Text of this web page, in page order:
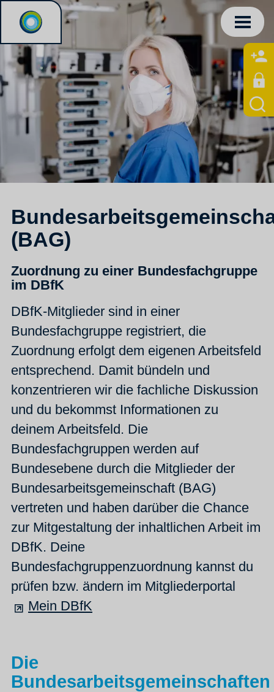
(BAG)
Zuordnung zu einer Bundesfachgruppe
im DBfK
DBfK-Mitglieder sind in einer
Bundesfachgruppe registriert, die
Zuordnung erfolgt dem eigenen Arbeitsfeld
entsprechend. Damit bündeln und
konzentrieren wir die fachliche Diskussion
und du bekommst Informationen zu
deinem Arbeitsfeld. Die
Bundesfachgruppen werden auf
Bundesebene durch die Mitglieder der
Bundesarbeitsgemeinschaft (BAG)
vertreten und haben darüber die Chance
zur Mitgestaltung der inhaltlichen Arbeit im
DBfK. Deine
Bundesfachgruppenzuordnung kannst du
prüfen bzw. ändern im Mitgliederportal
Mein DBfK
Die
Bundesarbeitsgemeinschaften